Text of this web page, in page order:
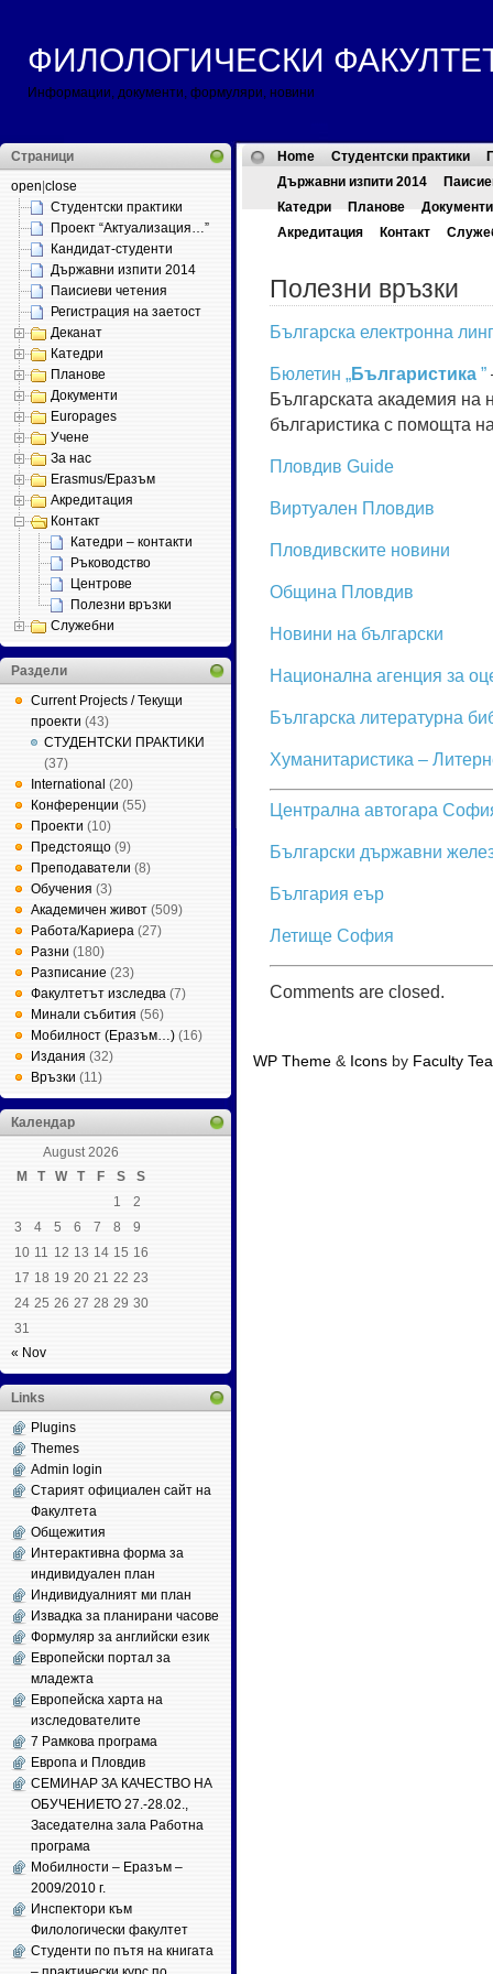
ФИЛОЛОГИЧЕСКИ ФАКУЛТЕТ
Информации, документи, формуляри, новини
Страници
open close
Студентски практики
Проект “Актуализация…”
Кандидат-студенти
Държавни изпити 2014
Паисиеви четения
Регистрация на заетост
Деканат
Катедри
Планове
Документи
Europages
Учене
За нас
Erasmus/Еразъм
Акредитация
Контакт
Катедри – контакти
Ръководство
Центрове
Полезни връзки
Служебни
Раздели
Current Projects / Текущи
проекти (43)
СТУДЕНТСКИ ПРАКТИКИ
(37)
International (20)
Конференции (55)
Проекти (10)
Предстоящо (9)
Преподаватели (8)
Обучения (3)
Академичен живот (509)
Работа/Кариера (27)
Разни (180)
Разписание (23)
Факултетът изследва (7)
Минали събития (56)
Мобилност (Еразъм…) (16)
Издания (32)
Връзки (11)
Календар
August 2026
M
T W T F S
S
1
2
3
4 5 6 7 8
9
10 11 12 13 14 15 16
17 18 19 20 21 22 23
24 25 26 27 28 29 30
31
« Nov
Links
Plugins
Themes
Admin login
Старият официален сайт на
Факултета
Общежития
Интерактивна форма за
индивидуален план
Индивидуалният ми план
Извадка за планирани часове
Формуляр за английски език
Европейски портал за
младежта
Европейска харта на
изследователите
7 Рамкова програма
Европа и Пловдив
СЕМИНАР ЗА КАЧЕСТВО НА
ОБУЧЕНИЕТО 27.-28.02.,
Заседателна зала Работна
програма
Мобилности – Еразъм –
2009/2010 г.
Инспектори към
Филологически факултет
Студенти по пътя на книгата
Home Студентски практики
Държавни изпити 2014
Катедри
Планове
Документи
Акредитация
Контакт
Полезни връзки
Българска електронна
Бюлетин „Българистика ”
Българската академия на
българистика с помощта
Пловдив Guide
Виртуален Пловдив
Пловдивските новини
Община Пловдив
Новини на български
Национална агенция за
Българска литературна
Хуманитаристика –
Централна автогара
Български държавни
България еър
Летище София
Comments are closed.
WP Theme & Icons by Faculty